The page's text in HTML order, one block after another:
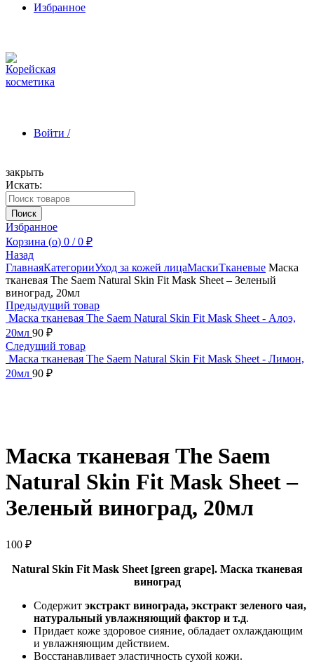
Избранное
Войти /
Зарегистрироваться
закрыть
Искать:
Поиск
Избранное
Корзина (o) 0 / 0 ₽
Назад
ГлавнаяКатегорииУход за кожей лицаМаскиТканевые Маска
тканевая The Saem Natural Skin Fit Mask Sheet – Зеленый
виноград, 20мл
Предыдущий товар
Маска тканевая The Saem Natural Skin Fit Mask Sheet - Алоэ,
20мл 90 ₽
Следущий товар
Маска тканевая The Saem Natural Skin Fit Mask Sheet - Лимон,
20мл 90 ₽
Маска тканевая The Saem
Natural Skin Fit Mask Sheet –
Зеленый виноград, 20мл
100 ₽
Natural Skin Fit Mask Sheet [green grape]. Маска тканевая
виноград
Содержит экстракт винограда, экстракт зеленого чая,
натуральный увлажняющий фактор и т.д.
Придает коже здоровое сияние, обладает охлаждающим
и увлажняющим действием.
Восстанавливает эластичность сухой кожи.